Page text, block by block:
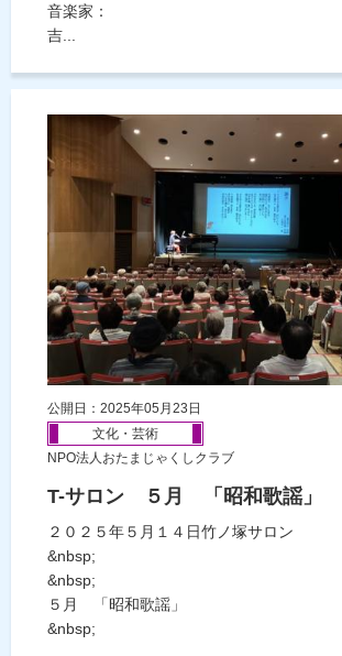
音楽家：
吉...
公開日：2025年05月23日
文化・芸術
NPO法人おたまじゃくしクラブ
T-サロン ５月 「昭和歌謡」
２０２５年５月１４日竹ノ塚サロン
&nbsp;
&nbsp;
５月 「昭和歌謡」
&nbsp;